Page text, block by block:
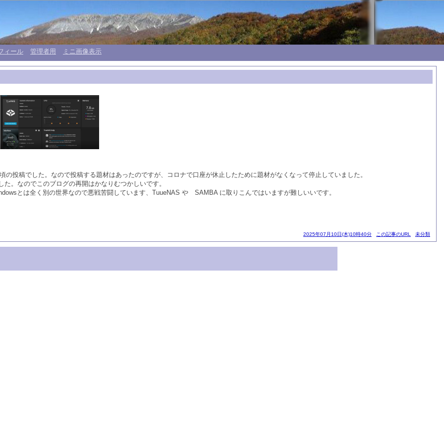
ィール 管理者用 ミニ画像表示
投稿でした。なので投稿する題材はあったのですが、コロナで口座が休止したために題材がなくなって停止していました。
。なのでこのブログの再開はかなりむつかしいです。
とは全く別の世界なので悪戦苦闘しています、TuueNAS や SAMBA に取りこんではいますが難しいいです。
2025年07月10日(木)10時40分 この記事のURL 未分類